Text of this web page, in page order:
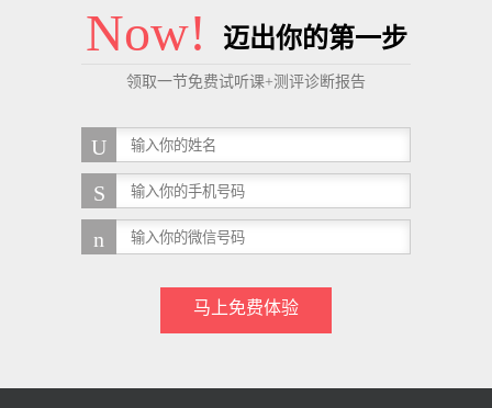
Now! 迈出你的第一步
领取一节免费试听课+测评诊断报告
马上免费体验